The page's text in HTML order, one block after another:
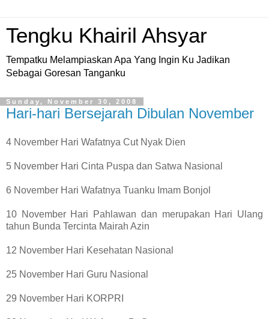
Tengku Khairil Ahsyar
Tempatku Melampiaskan Apa Yang Ingin Ku Jadikan
Sebagai Goresan Tanganku
Sunday, November 30, 2008
Hari-hari Bersejarah Dibulan November
4 November Hari Wafatnya Cut Nyak Dien
5 November Hari Cinta Puspa dan Satwa Nasional
6 November Hari Wafatnya Tuanku Imam Bonjol
10 November Hari Pahlawan dan merupakan Hari Ulang
tahun Bunda Tercinta Mairah Azin
12 November Hari Kesehatan Nasional
25 November Hari Guru Nasional
29 November Hari KORPRI